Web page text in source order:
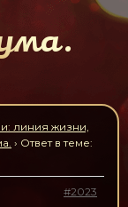
линия жизни,
› Ответ в теме:
#2023